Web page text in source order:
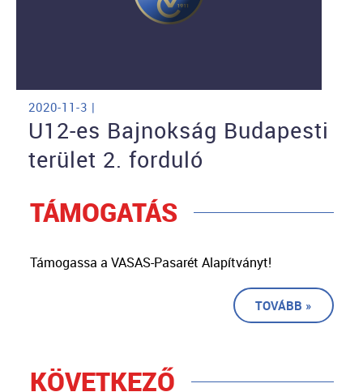
2020-11-3 |
U12-es Bajnokság Budapesti
terület 2. forduló
TÁMOGATÁS
Támogassa a VASAS-Pasarét Alapítványt!
TOVÁBB »
KÖVETKEZŐ